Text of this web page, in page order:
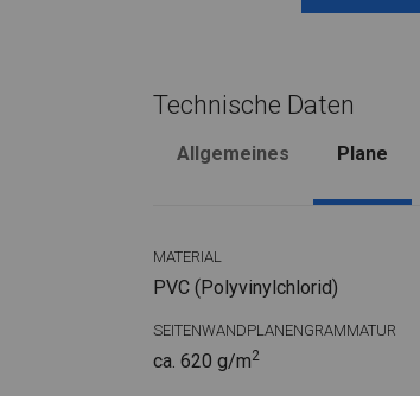
Technische Daten
Allgemeines Plane
MATERIAL
PVC (Polyvinylchlorid)
SEITENWANDPLANENGRAMMATUR
ca. 620 g/m2